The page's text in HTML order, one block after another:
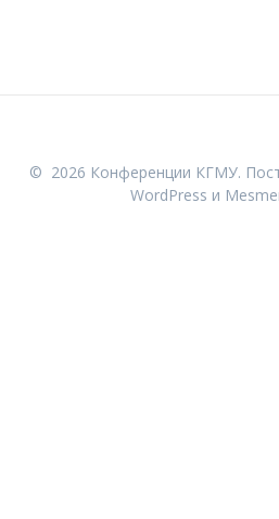
© 2026 Конференции КГМУ.
WordPress и